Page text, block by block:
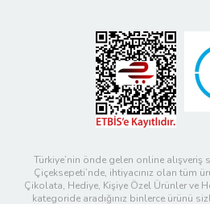
Türkiye’nin önde gelen online
Çiçeksepeti’nde, ihtiyacınız olan tüm
Çikolata, Hediye, Kişiye Özel Ürünler ve
kategoride aradığınız binlerce ürünü